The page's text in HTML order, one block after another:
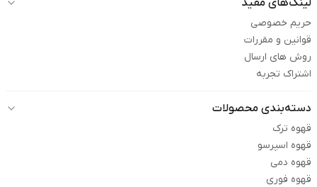
لینک‌های مفید
حریم خصوصی
قوانین و مقررات
روش های ارسال
اشتراک تجربه
دسته‌بندی محصولات
قهوه ترک
قهوه اسپرسو
قهوه دمی
قهوه فوری